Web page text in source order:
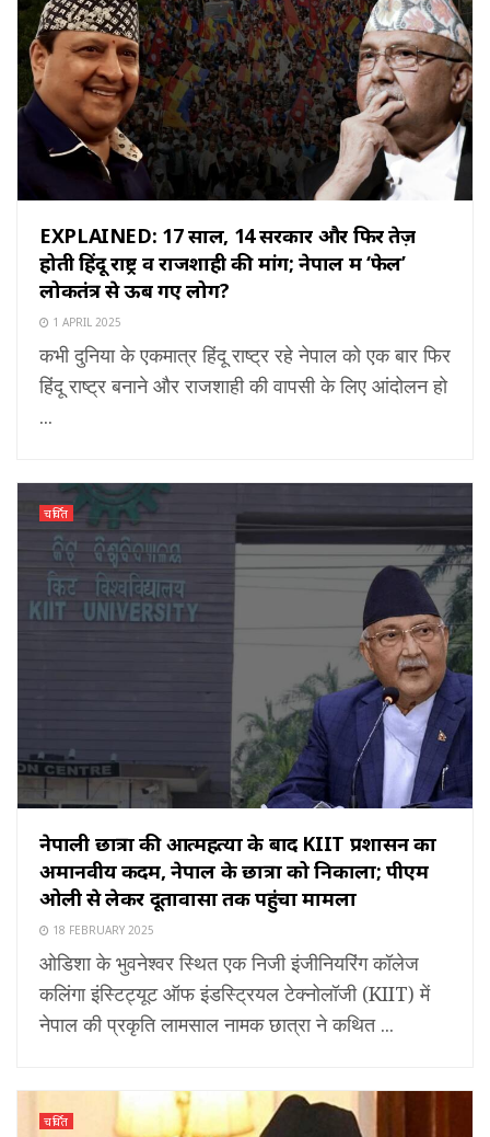
EXPLAINED: 17 साल, 14 सरकारें और फिर तेज़
होती हिंदू राष्ट्र व राजशाही की मांग; नेपाल में ‘फेल’
लोकतंत्र से ऊब गए लोग?
1 APRIL 2025
कभी दुनिया के एकमात्र हिंदू राष्ट्र रहे नेपाल को एक बार फिर
हिंदू राष्ट्र बनाने और राजशाही की वापसी के लिए आंदोलन हो
...
चर्चित
नेपाली छात्रा की आत्महत्या के बाद KIIT प्रशासन का
अमानवीय कदम, नेपाल के छात्रों को निकाला; पीएम
ओली से लेकर दूतावासों तक पहुंचा मामला
18 FEBRUARY 2025
ओडिशा के भुवनेश्वर स्थित एक निजी इंजीनियरिंग कॉलेज
कलिंगा इंस्टिट्यूट ऑफ इंडस्ट्रियल टेक्नोलॉजी (KIIT) में
नेपाल की प्रकृति लामसाल नामक छात्रा ने कथित ...
चर्चित